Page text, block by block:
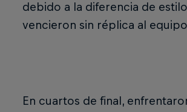
debido a la diferencia de
vencieron sin réplica al
En cuartos de final,